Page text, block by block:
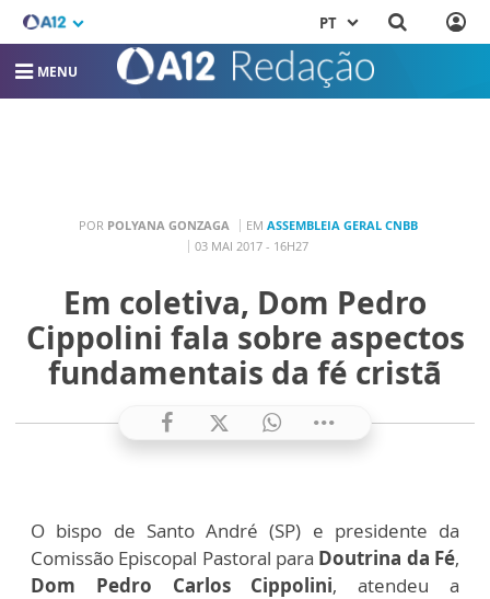
PT
MENU
POR POLYANA GONZAGA EM ASSEMBLEIA GERAL CNBB
03 MAI 2017 - 16H27
Em coletiva, Dom Pedro
Cippolini fala sobre aspectos
fundamentais da fé cristã
O bispo de Santo André (SP) e presidente da
Comissão Episcopal Pastoral para Doutrina da Fé,
Dom Pedro Carlos Cippolini, atendeu a